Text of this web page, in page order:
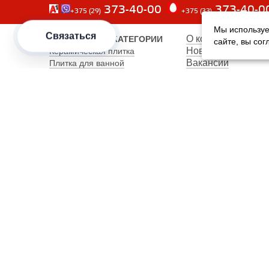
+375 (29) 373-40-00 +375 (33) 373-40-
ПОПУЛЯРНЫЕ КАТЕГОРИИ
Керамическая плитка
Плитка для ванной
О компании
Новости
Вакансии
Связаться
Мы
сайте, вы